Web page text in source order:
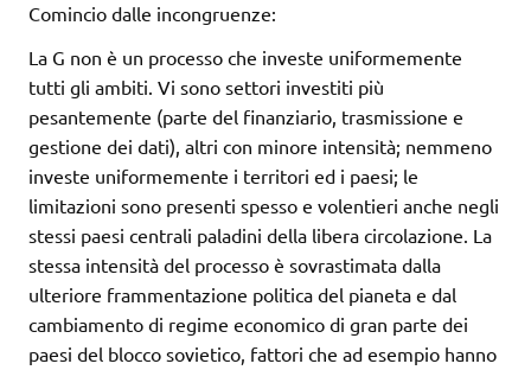
Comincio dalle incongruenze:
La G non è un processo che investe uniformemente
tutti gli ambiti. Vi sono settori investiti più
pesantemente (parte del finanziario, trasmissione e
gestione dei dati), altri con minore intensità; nemmeno
investe uniformemente i territori ed i paesi; le
limitazioni sono presenti spesso e volentieri anche negli
stessi paesi centrali paladini della libera circolazione. La
stessa intensità del processo è sovrastimata dalla
ulteriore frammentazione politica del pianeta e dal
cambiamento di regime economico di gran parte dei
paesi del blocco sovietico, fattori che ad esempio hanno